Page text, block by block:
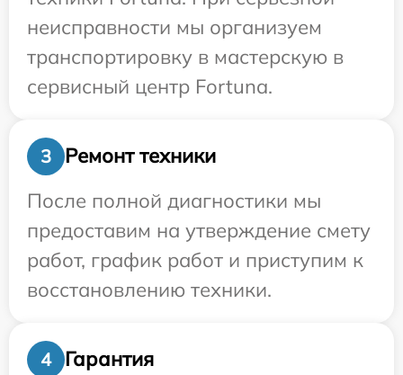
неисправности мы организуем
транспортировку в мастерскую в
сервисный центр Fortuna.
3
Ремонт техники
После полной диагностики мы
предоставим на утверждение смету
работ, график работ и приступим к
восстановлению техники.
4
Гарантия